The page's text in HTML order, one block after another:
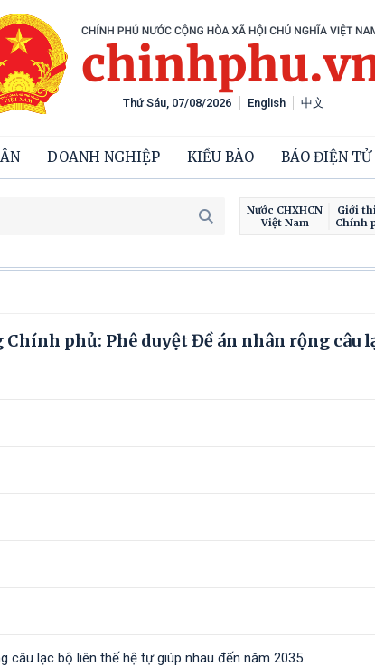
English 中文
DOANH NGHIỆP KIỀU BÀO BÁO ĐIỆN
Thứ Sáu, 07/08/2026
Nước CHXHCN
Việt Nam
Giới
Chính
phủ: Phê duyệt Đề án nhân rộng câu
câu lạc bộ liên thế hệ tự giúp nhau đến năm 2035